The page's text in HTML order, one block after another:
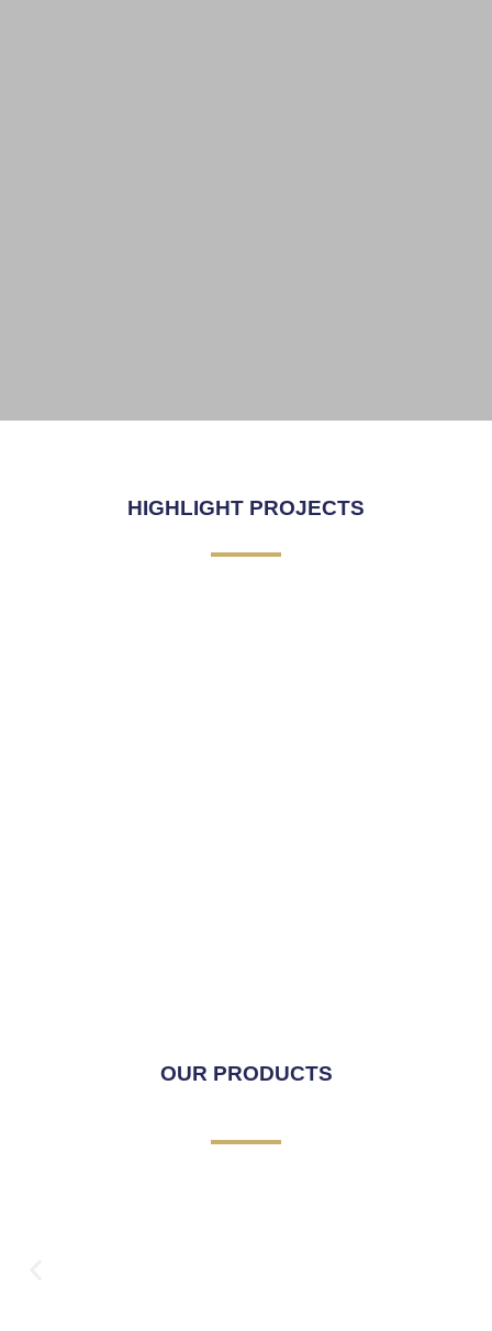
HIGHLIGHT PROJECTS
OUR PRODUCTS